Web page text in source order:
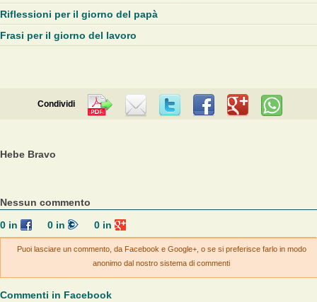
Riflessioni per il giorno del papà
Frasi per il giorno del lavoro
Condividi
Hebe Bravo
Nessun commento
0in 0in 0 in
Puoi lasciare un commento, da Facebook e Google+, o se si preferisce farlo in modo
anonimo dal nostro sistema di commenti
Commenti in Facebook